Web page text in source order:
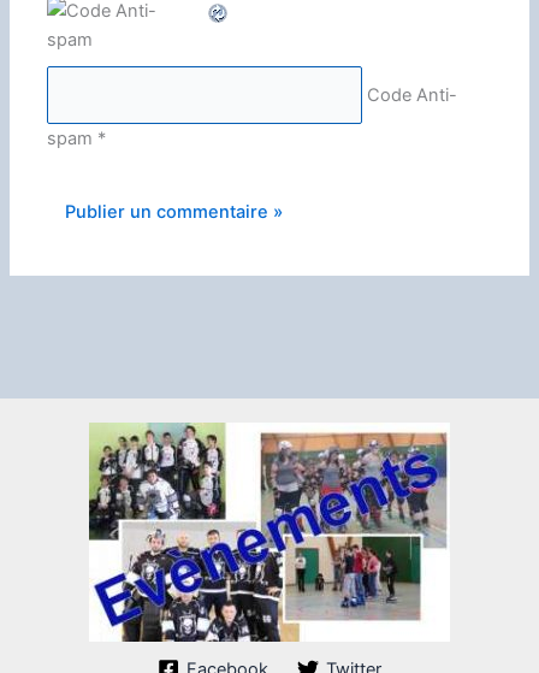
Code Anti-
spam *